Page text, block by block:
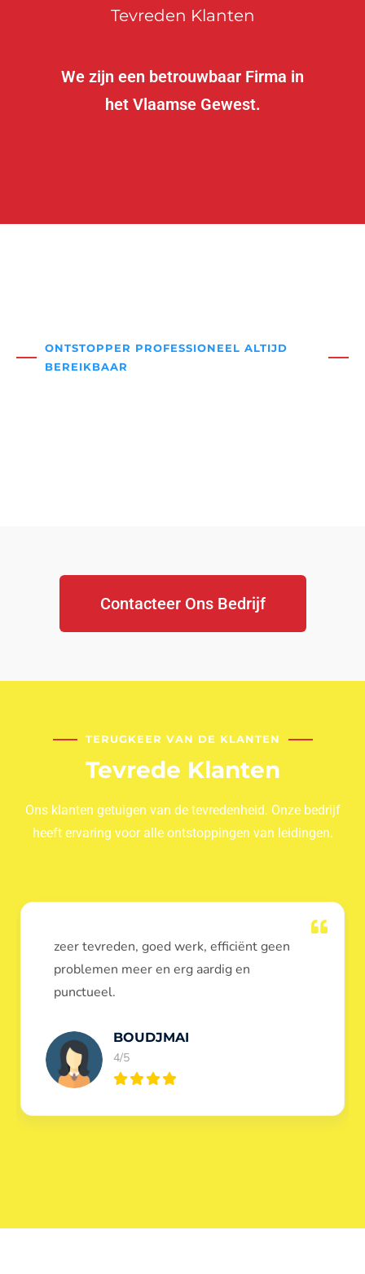
Tevreden Klanten
We zijn een betrouwbaar Firma in
het Vlaamse Gewest.
ONTSTOPPER PROFESSIONEEL ALTIJD
BEREIKBAAR
Contacteer Ons Bedrijf
TERUGKEER VAN DE KLANTEN
Tevrede Klanten
Ons klanten getuigen van de tevredenheid. Onze bedrijf
heeft ervaring voor alle ontstoppingen van leidingen.
Dank u voor de ontstopping van wc, werd
heel goed uitgevoerd, door de loodgieters
ontstoppers services janssens.
Eric Garfield
5/5